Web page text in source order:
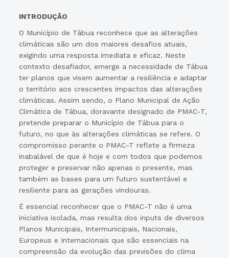
INTRODUÇÃO
O Município de Tábua reconhece que as alterações
climáticas são um dos maiores desafios atuais,
exigindo uma resposta imediata e eficaz. Neste
contexto desafiador, emerge a necessidade de Tábua
ter planos que visem aumentar a resiliência e adaptar
o território aos crescentes impactos das alterações
climáticas. Assim sendo, o Plano Municipal de Ação
Climática de Tábua, doravante designado de PMAC-T,
pretende preparar o Município de Tábua para o
futuro, no que às alterações climáticas se refere. O
compromisso perante o PMAC-T reflete a firmeza
inabalável de que é hoje e com todos que podemos
proteger e preservar não apenas o presente, mas
também as bases para um futuro sustentável e
resiliente para as gerações vindouras.
É essencial reconhecer que o PMAC-T não é uma
iniciativa isolada, mas resulta dos inputs de diversos
Planos Municipais, Intermunicipais, Nacionais,
Europeus e Internacionais que são essenciais na
compreensão da evolução das previsões do clima